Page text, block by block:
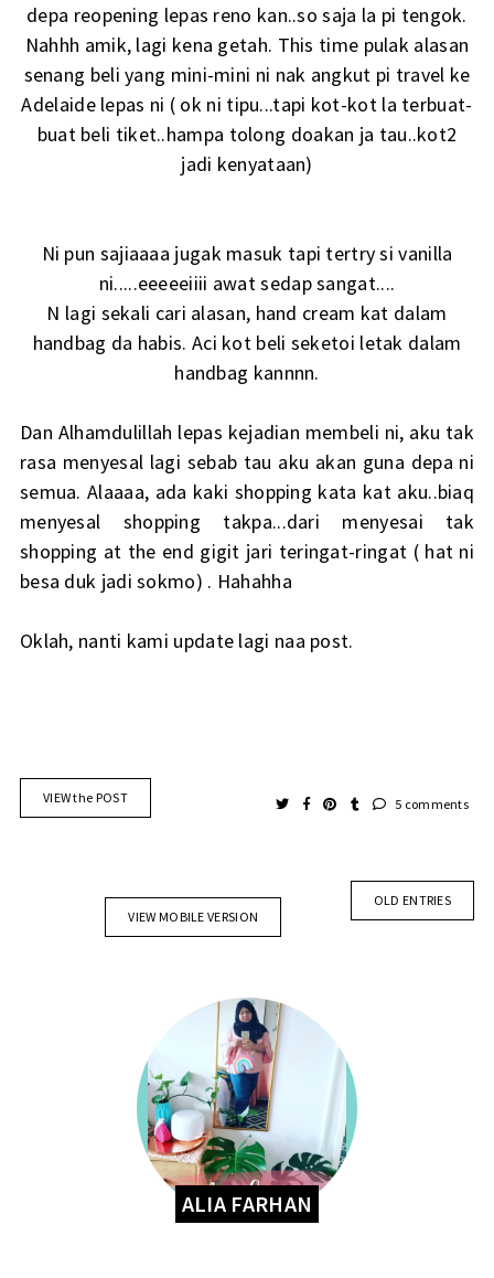
depa reopening lepas reno kan..so saja la pi tengok.
Nahhh amik, lagi kena getah. This time pulak alasan
senang beli yang mini-mini ni nak angkut pi travel ke
Adelaide lepas ni ( ok ni tipu...tapi kot-kot la terbuat-
buat beli tiket..hampa tolong doakan ja tau..kot2
jadi kenyataan)
Ni pun sajiaaaa jugak masuk tapi tertry si vanilla
ni.....eeeeeiiii awat sedap sangat....
N lagi sekali cari alasan, hand cream kat dalam
handbag da habis. Aci kot beli seketoi letak dalam
handbag kannnn.
Dan Alhamdulillah lepas kejadian membeli ni, aku tak
rasa menyesal lagi sebab tau aku akan guna depa ni
semua. Alaaaa, ada kaki shopping kata kat aku..biaq
menyesal shopping takpa...dari menyesai tak
shopping at the end gigit jari teringat-ringat ( hat ni
besa duk jadi sokmo) . Hahahha
Oklah, nanti kami update lagi naa post.
VIEW the POST 5 comments
OLD ENTRIES
VIEW MOBILE VERSION
ALIA FARHAN